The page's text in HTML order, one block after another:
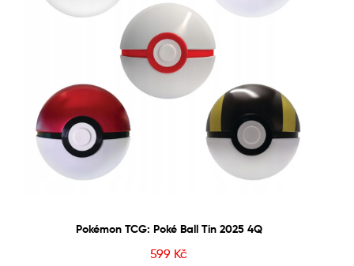
Pokémon TCG: Poké Ball Tin 2025 4Q
599 Kč